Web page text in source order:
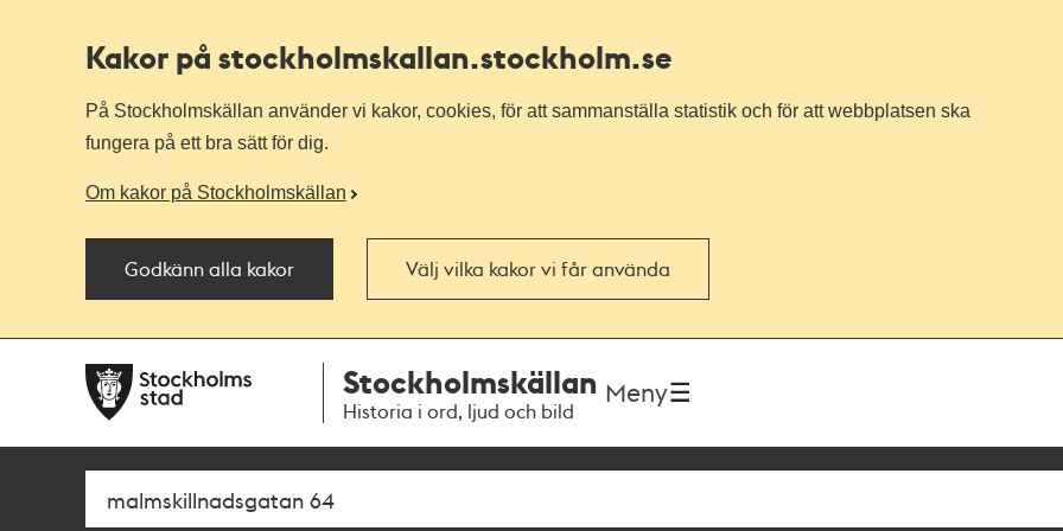
Kakor på stockholmskallan.stockholm.se
På Stockholmskällan använder vi kakor, cookies, för att sammanställa statistik och för att webbplatsen ska
fungera på ett bra sätt för dig.
Om kakor på Stockholmskällan
Godkänn alla kakor Välj vilka kakor vi får använda
navigationen
huvudinnehållet
Stockholmskällan
Historia i ord, ljud och bild
Meny
Sök